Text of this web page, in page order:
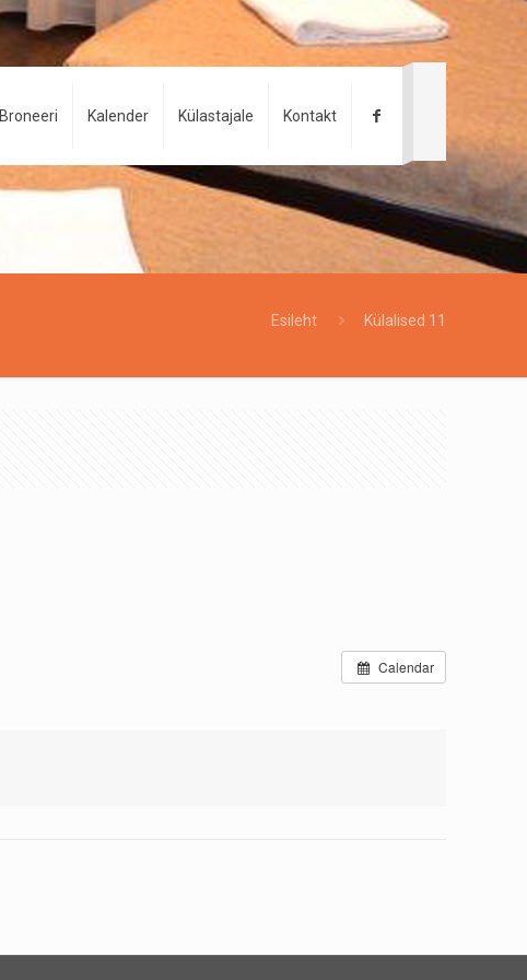
Broneeri Kalender Külastajale Kontakt
Esileht Külalised 11
Calendar